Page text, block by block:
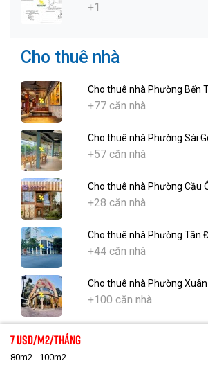
+1
Cho thuê nhà
Cho thuê nhà Phường Bến
+77 căn nhà
Cho thuê nhà Phường Sài
+57 căn nhà
Cho thuê nhà Phường Cầu
+28 căn nhà
Cho thuê nhà Phường Tân
+44 căn nhà
Cho thuê nhà Phường
+100 căn nhà
7 Usd/m2/tháng
80m2 - 100m2